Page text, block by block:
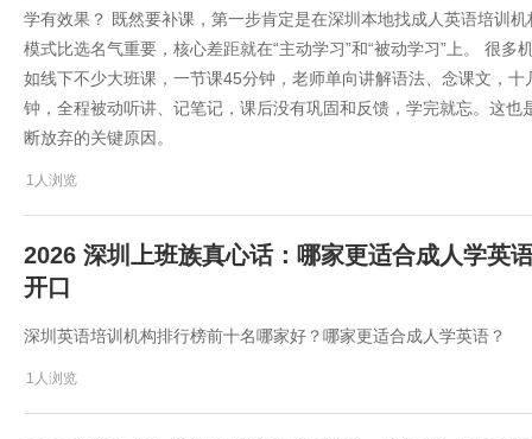
学有效果？ 既然要补课，第一步肯定是在深圳本地找成人英语培训
模式比选名气重要，核心差距就在“主动学习”和“被动学习”上。 很
如线下不少大班课，一节课45分钟，老师单向讲解语法、念课文，
钟，全程被动听讲、记笔记，课后没有巩固和反馈，学完就忘。这
断放弃的关键原因。
1人浏览
2026 深圳上班族真心话：哪家更适合成人学英
开口
深圳英语培训机构排行榜前十名哪家好？哪家更适合成人学英语？
1人浏览